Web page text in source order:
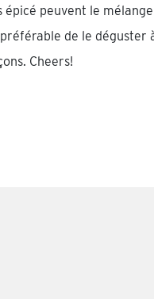
épicé peuvent le
de le déguster
Cheers!